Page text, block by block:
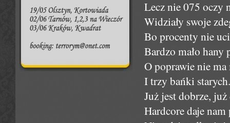
Lecz nie 075 oczy
Widziały swoje
Bo procenty nie
Bardzo mało
O poprawie nie
I trzy bańki
Już jest dobrze,
Hardcore daje